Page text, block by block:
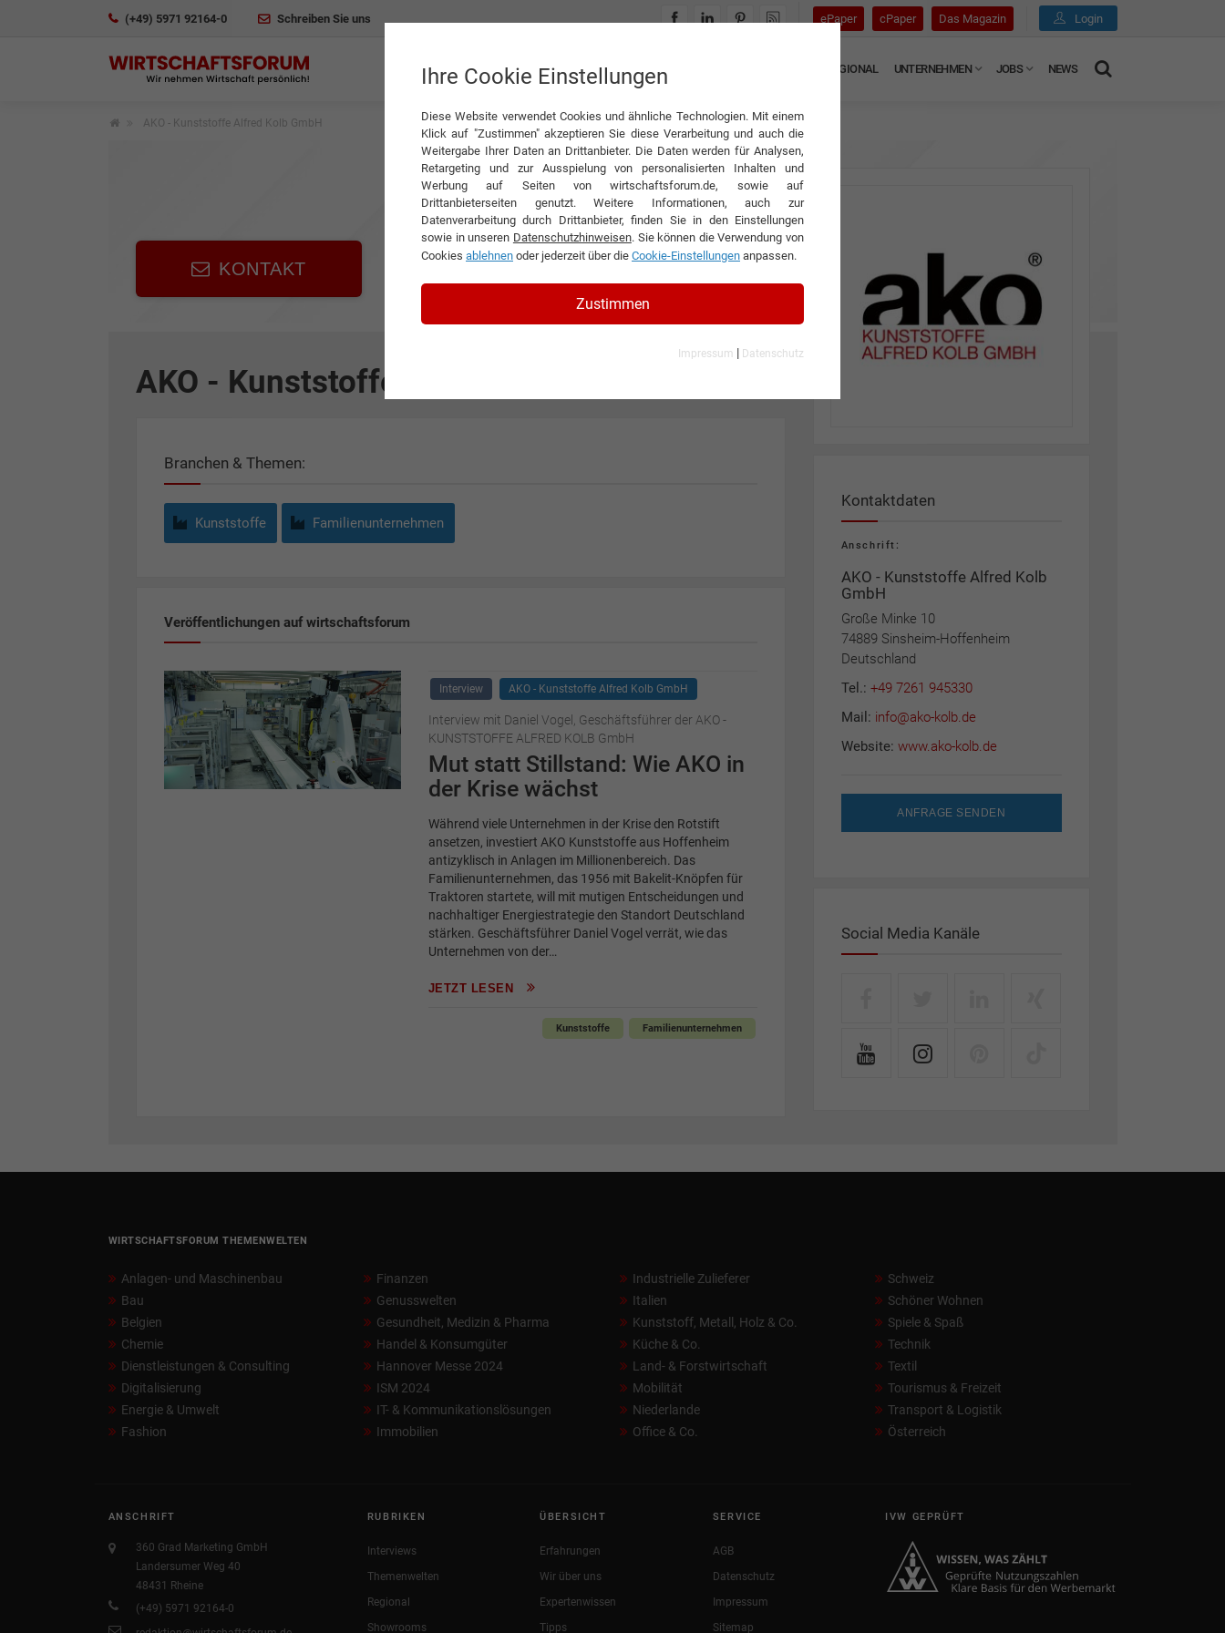
(+49) 5971 92164-0 Schreiben Sie uns ePaper cPaper Das Magazin Login
INTERVIEWS REGIONAL UNTERNEHMEN JOBS NEWS
AKO - Kunststoffe Alfred Kolb GmbH
KONTAKT
AKO - Kunststoffe Alfred Kolb GmbH
Branchen & Themen:
Kunststoffe Familienunternehmen
Veröffentlichungen auf wirtschaftsforum
Interview AKO - Kunststoffe Alfred Kolb GmbH
Interview mit Daniel Vogel, Geschäftsführer der AKO -
KUNSTSTOFFE ALFRED KOLB GmbH
Mut statt Stillstand: Wie AKO in
der Krise wächst
Während viele Unternehmen in der Krise den Rotstift
ansetzen, investiert AKO Kunststoffe aus Hoffenheim
antizyklisch in Anlagen im Millionenbereich. Das
Familienunternehmen, das 1956 mit Bakelit-Knöpfen für
Traktoren startete, will mit mutigen Entscheidungen und
nachhaltiger Energiestrategie den Standort Deutschland
stärken. Geschäftsführer Daniel Vogel verrät, wie das
Unternehmen von der…
JETZT LESEN
Kunststoffe Familienunternehmen
Kontaktdaten
Anschrift:
AKO - Kunststoffe Alfred Kolb
GmbH
Große Minke 10
74889 Sinsheim-Hoffenheim
Deutschland
Tel.: +49 7261 945330
Mail: info@ako-kolb.de
Website: www.ako-kolb.de
ANFRAGE SENDEN
Social Media Kanäle
WIRTSCHAFTSFORUM THEMENWELTEN
Anlagen- und Maschinenbau
Bau
Belgien
Chemie
Dienstleistungen & Consulting
Digitalisierung
Energie & Umwelt
Fashion
Finanzen
Genusswelten
Gesundheit, Medizin & Pharma
Handel & Konsumgüter
Hannover Messe 2024
ISM 2024
IT- & Kommunikationslösungen
Immobilien
Industrielle Zulieferer
Italien
Kunststoff, Metall, Holz & Co.
Küche & Co.
Land- & Forstwirtschaft
Mobilität
Niederlande
Office & Co.
Schweiz
Schöner Wohnen
Spiele & Spaß
Technik
Textil
Tourismus & Freizeit
Transport & Logistik
Österreich
ANSCHRIFT
360 Grad Marketing GmbH
Landersumer Weg 40
48431 Rheine
(+49) 5971 92164-0
RUBRIKEN
Interviews
Themenwelten
Regional
Showrooms
ÜBERSICHT
Erfahrungen
Wir über uns
Expertenwissen
Tipps
SERVICE
AGB
Datenschutz
Impressum
Sitemap
IVW GEPRÜFT
Ihre Cookie Einstellungen
Diese Website verwendet Cookies und ähnliche Technologien. Mit einem
Klick auf "Zustimmen" akzeptieren Sie diese Verarbeitung und auch die
Weitergabe Ihrer Daten an Drittanbieter. Die Daten werden für Analysen,
Retargeting und zur Ausspielung von personalisierten Inhalten und
Werbung auf Seiten von wirtschaftsforum.de, sowie auf
Drittanbieterseiten genutzt. Weitere Informationen, auch zur
Datenverarbeitung durch Drittanbieter, finden Sie in den Einstellungen
sowie in unseren Datenschutzhinweisen. Sie können die Verwendung von
Cookies ablehnen oder jederzeit über die Cookie-Einstellungen anpassen.
Zustimmen
Impressum | Datenschutz